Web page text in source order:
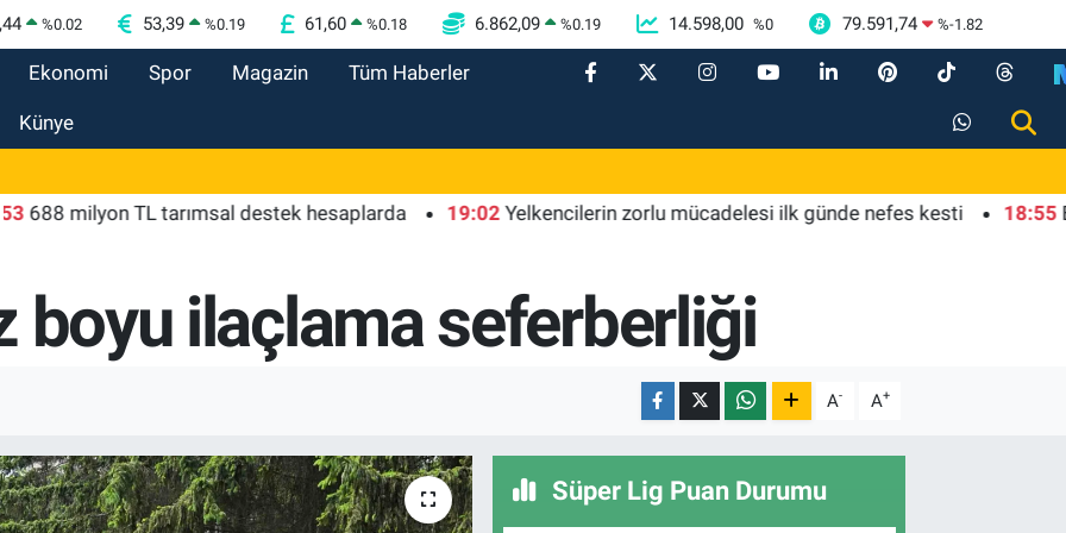
%0.02 53,39 %0.19 61,60 %0.18 6.862,09 %0.19 14.598,00 %0 79.591,74 %-1.82
Ekonomi Spor Magazin Tüm Haberler
Künye
TL tarımsal destek hesaplarda 19:02 Yelkencilerin zorlu mücadelesi ilk günde nefes kesti 18:55
boyu ilaçlama seferberliği
A- A+
Süper Lig Puan Durumu